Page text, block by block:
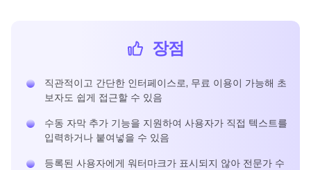
장점
직관적이고 간단한 인터페이스로, 무료 이용이 가능해 초
보자도 쉽게 접근할 수 있음
수동 자막 추가 기능을 지원하여 사용자가 직접 텍스트를
입력하거나 붙여넣을 수 있음
등록된 사용자에게 워터마크가 표시되지 않아 전문가 수